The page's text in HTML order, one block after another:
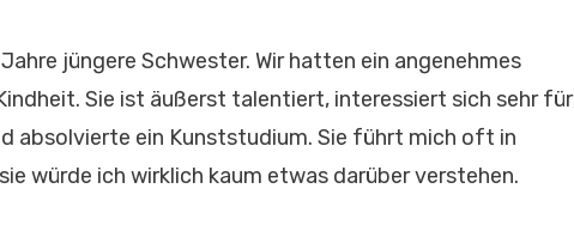
jüngere Schwester. Wir hatten ein angenehmes
Sie ist äußerst talentiert, interessiert sich sehr für
absolvierte ein Kunststudium. Sie führt mich oft in
würde ich wirklich kaum etwas darüber verstehen.